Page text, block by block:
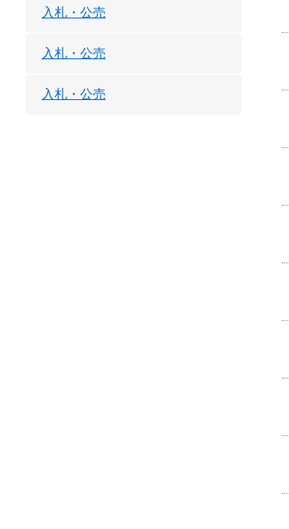
入札・公売
入札・公売
入札・公売